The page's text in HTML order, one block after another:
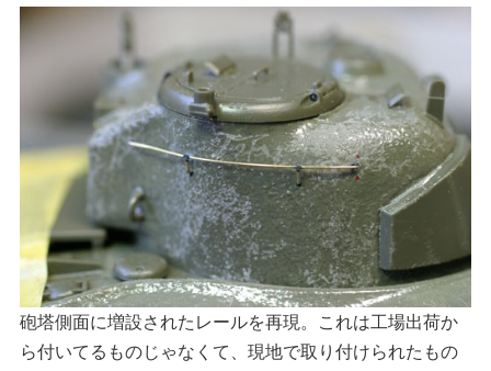
砲塔側面に増設されたレールを再現。これは工場出荷か
ら付いてるものじゃなくて、現地で取り付けられたもの